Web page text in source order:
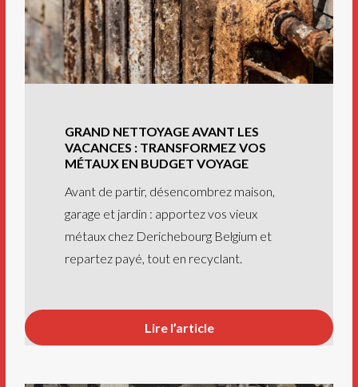
GRAND NETTOYAGE AVANT LES
VACANCES : TRANSFORMEZ VOS
MÉTAUX EN BUDGET VOYAGE
Avant de partir, désencombrez maison,
garage et jardin : apportez vos vieux
métaux chez Derichebourg Belgium et
repartez payé, tout en recyclant.
Lire l’article